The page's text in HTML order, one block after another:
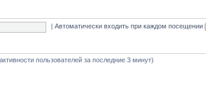
|Автоматически входить при каждом посещении
пользователей за последние 3 минут)